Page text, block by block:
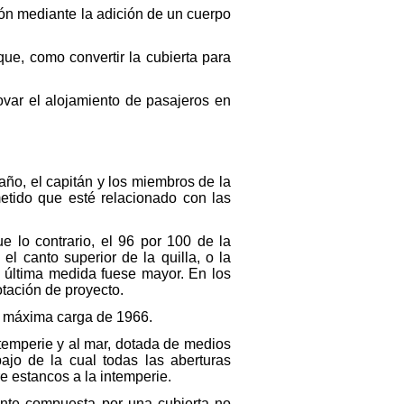
mediante la adición de un cuerpo
como convertir la cubierta para
el alojamiento de pasajeros en
el capitán y los miembros de la
que esté relacionado con las
lo contrario, el 96 por 100 de la
canto superior de la quilla, o la
medida fuese mayor. En los
de proyecto.
carga de 1966.
y al mar, dotada de medios
de la cual todas las aberturas
estancos a la intemperie.